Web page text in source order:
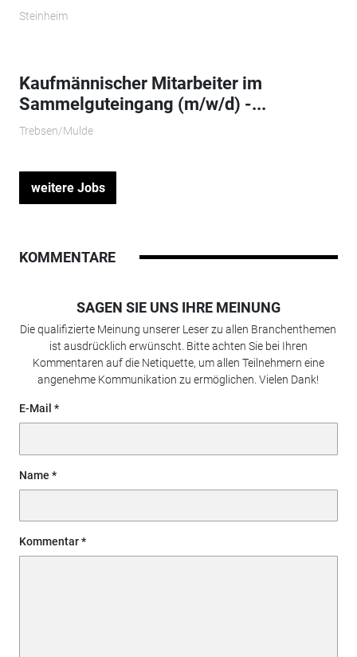
Steinheim
Kaufmännischer Mitarbeiter im
Sammelguteingang (m/w/d) -...
Trebsen/Mulde
weitere Jobs
KOMMENTARE
SAGEN SIE UNS IHRE MEINUNG
Die qualifizierte Meinung unserer Leser zu allen Branchenthemen
ist ausdrücklich erwünscht. Bitte achten Sie bei Ihren
Kommentaren auf die Netiquette, um allen Teilnehmern eine
angenehme Kommunikation zu ermöglichen. Vielen Dank!
E-Mail
Name
Kommentar